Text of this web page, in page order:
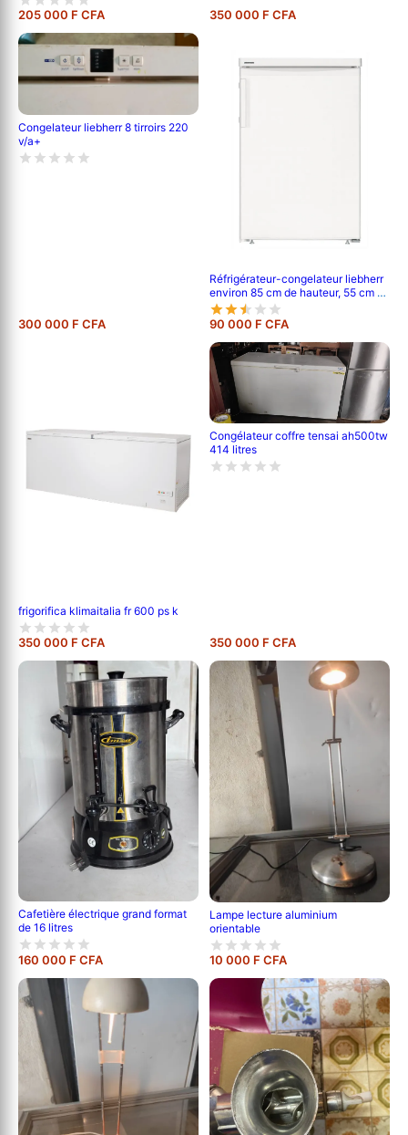
205 000 F CFA 350 000 F CFA
Congelateur liebherr 8 tirroirs 220
v/a+
300 000 F CFA
Réfrigérateur-congelateur liebherr
environ 85 cm de hauteur, 55 cm de
largeur, et 62 cm de profondeur
90 000 F CFA
frigorifica klimaitalia fr 600 ps k
350 000 F CFA
Congélateur coffre tensai ah500tw
414 litres
350 000 F CFA
Cafetière électrique grand format
de 16 litres
160 000 F CFA
Lampe lecture aluminium
orientable
10 000 F CFA